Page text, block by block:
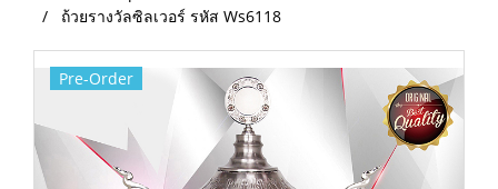
ถ้วยรางวัลซิลเวอร์ รหัส Ws6118
Pre-Order